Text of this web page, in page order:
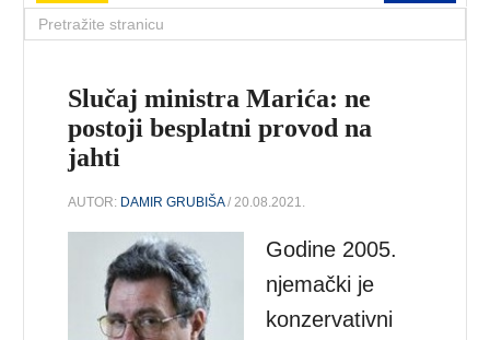
Slučaj ministra Marića: ne
postoji besplatni provod na
jahti
AUTOR: DAMIR GRUBIŠA/ 20.08.2021.
Godine 2005.
njemački je
konzervativni